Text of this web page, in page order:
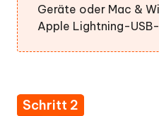
Geräte oder Mac &
Apple Lightning-
Schritt 2